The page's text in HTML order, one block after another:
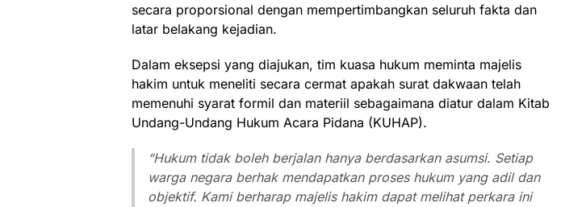
secara proporsional dengan mempertimbangkan seluruh fakta dan
latar belakang kejadian.
Dalam eksepsi yang diajukan, tim kuasa hukum meminta majelis
hakim untuk meneliti secara cermat apakah surat dakwaan telah
memenuhi syarat formil dan materiil sebagaimana diatur dalam Kitab
Undang-Undang Hukum Acara Pidana (KUHAP).
“Hukum tidak boleh berjalan hanya berdasarkan asumsi. Setiap
warga negara berhak mendapatkan proses hukum yang adil dan
objektif. Kami berharap majelis hakim dapat melihat perkara ini